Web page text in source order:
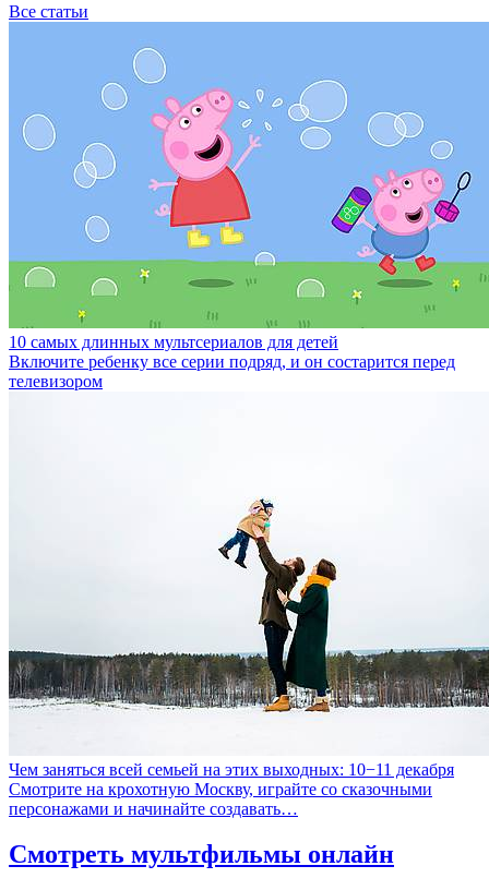
Все статьи
10 самых длинных мультсериалов для детей
Включите ребенку все серии подряд, и он состарится перед
телевизором
Чем заняться всей семьей на этих выходных: 10−11 декабря
Смотрите на крохотную Москву, играйте со сказочными
персонажами и начинайте создавать…
Смотреть мультфильмы онлайн